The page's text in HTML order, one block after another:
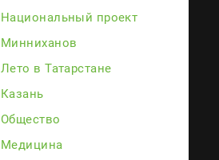
Национальный проект
Минниханов
Лето в Татарстане
Казань
Общество
Медицина